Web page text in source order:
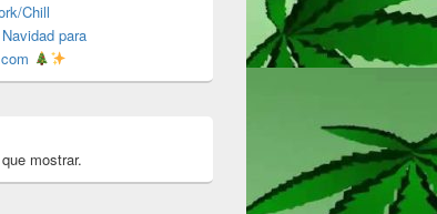
Chill
para
mostrar.